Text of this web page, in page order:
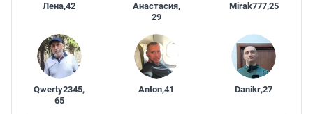
Лена,42 Анастасия,
29
Mirak777,25
Qwerty2345,
65
Anton,41 Danikr,27